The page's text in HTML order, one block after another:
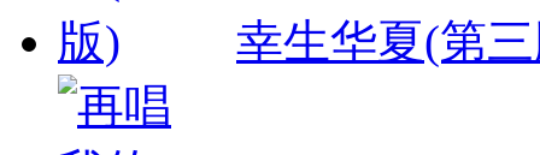
幸生华夏(第